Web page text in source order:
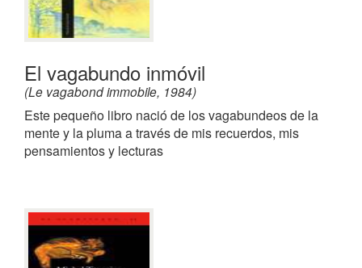
El vagabundo inmóvil
(Le vagabond immobile, 1984)
Este pequeño libro nació de los vagabundeos de la
mente y la pluma a través de mis recuerdos, mis
pensamientos y lecturas